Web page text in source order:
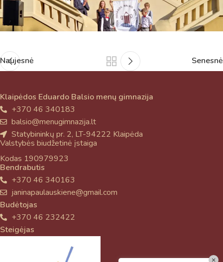
Naujesnė Senesnė
Klaipėdos Eduardo Balsio menų gimnazija
+370 46 340183
balsio@menugimnazija.lt
Statybininkų pr. 2, LT-94222 Klaipėda
Valstybės biudžetinė įstaiga
Kodas 190979923
Bendrabutis
+370 46 340163
janinapaulauskiene@gmail.com
Budėtojas
+370 46 232422
Steigėjas
×